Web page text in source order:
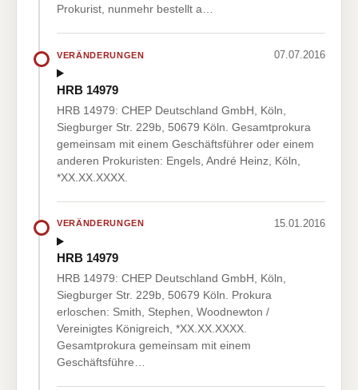
Prokurist, nunmehr bestellt a…
VERÄNDERUNGEN 07.07.2016
HRB 14979
HRB 14979: CHEP Deutschland GmbH, Köln,
Siegburger Str. 229b, 50679 Köln. Gesamtprokura
gemeinsam mit einem Geschäftsführer oder einem
anderen Prokuristen: Engels, André Heinz, Köln,
*XX.XX.XXXX.
VERÄNDERUNGEN 15.01.2016
HRB 14979
HRB 14979: CHEP Deutschland GmbH, Köln,
Siegburger Str. 229b, 50679 Köln. Prokura
erloschen: Smith, Stephen, Woodnewton /
Vereinigtes Königreich, *XX.XX.XXXX.
Gesamtprokura gemeinsam mit einem
Geschäftsführe…